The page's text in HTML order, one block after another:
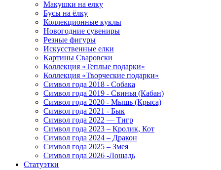
Макушки на елку
Бусы на ёлку
Коллекционные куклы
Новогодние сувениры
Резные фигуры
Искусственные елки
Картины Сваровски
Коллекция «Теплые подарки»
Коллекция «Творческие подарки»
Символ года 2018 - Собака
Символ года 2019 - Свинья (Кабан)
Символ года 2020 - Мышь (Крыса)
Символ года 2021 - Бык
Символ года 2022 — Тигр
Символ года 2023 – Кролик, Кот
Символ года 2024 – Дракон
Символ года 2025 – Змея
Символ года 2026 -Лошадь
Статуэтки